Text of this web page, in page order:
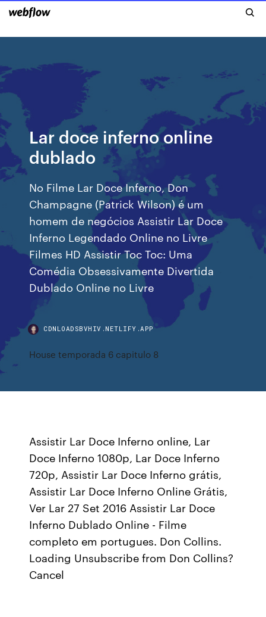
Lar doce inferno online
dublado
No Filme Lar Doce Inferno, Don
Champagne (Patrick Wilson) é um
homem de negócios Assistir Lar Doce
Inferno Legendado Online no Livre
Filmes HD Assistir Toc Toc: Uma
Comédia Obsessivamente Divertida
Dublado Online no Livre
CDNLOADSBVHIV.NETLIFY.APP
House temporada 6 capitulo 8
Assistir Lar Doce Inferno online, Lar
Doce Inferno 1080p, Lar Doce Inferno
720p, Assistir Lar Doce Inferno grátis,
Assistir Lar Doce Inferno Online Grátis,
Ver Lar 27 Set 2016 Assistir Lar Doce
Inferno Dublado Online - Filme
completo em portugues. Don Collins.
Loading Unsubscribe from Don Collins?
Cancel